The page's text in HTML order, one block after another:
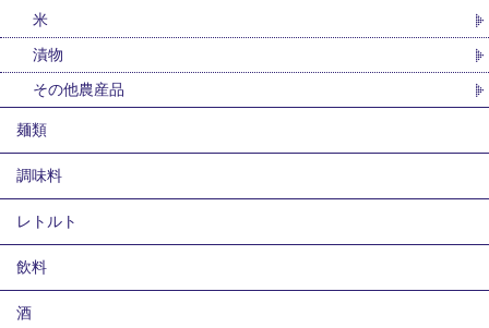
米
漬物
その他農産品
麺類
調味料
レトルト
飲料
酒